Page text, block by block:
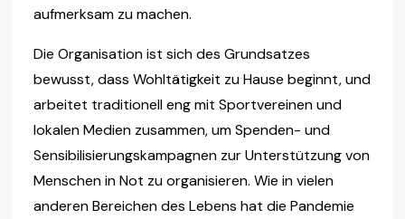
aufmerksam zu machen.
Die Organisation ist sich des Grundsatzes
bewusst, dass Wohltätigkeit zu Hause beginnt, und
arbeitet traditionell eng mit Sportvereinen und
lokalen Medien zusammen, um Spenden- und
Sensibilisierungskampagnen zur Unterstützung von
Menschen in Not zu organisieren. Wie in vielen
anderen Bereichen des Lebens hat die Pandemie